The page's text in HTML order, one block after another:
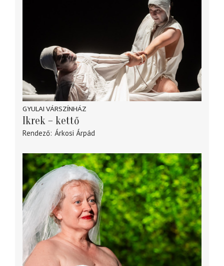
GYULAI VÁRSZÍNHÁZ
Ikrek – kettő
Rendező Árkosi Árpád